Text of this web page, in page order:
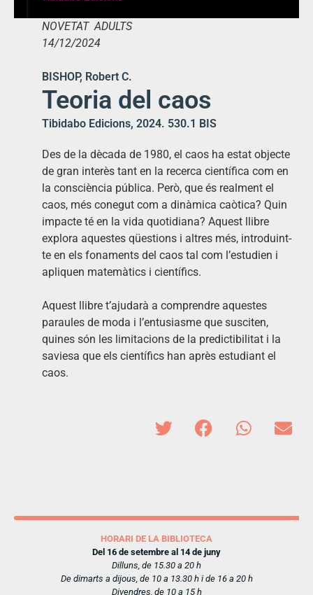
NOVETAT ADULTS
14/12/2024
BISHOP, Robert C.
Teoria del caos
Tibidabo Edicions, 2024. 530.1 BIS
Des de la dècada de 1980, el caos ha estat objecte
de gran interès tant en la recerca científica com en
la consciència pública. Però, que és realment el
caos, més conegut com a dinàmica caòtica? Quin
impacte té en la vida quotidiana? Aquest llibre
explora aquestes qüestions i altres més, introduint-
te en els fonaments del caos tal com l’estudien i
apliquen matemàtics i científics.
Aquest llibre t’ajudarà a comprendre aquestes
paraules de moda i l’entusiasme que susciten,
quines són les limitacions de la predictibilitat i la
saviesa que els científics han après estudiant el
caos.
HORARI DE LA BIBLIOTECA
Del 16 de setembre al 14 de juny
Dilluns, de 15.30 a 20 h
De dimarts a dijous, de 10 a 13.30 h i de 16 a 20 h
Divendres, de 10 a 15 h